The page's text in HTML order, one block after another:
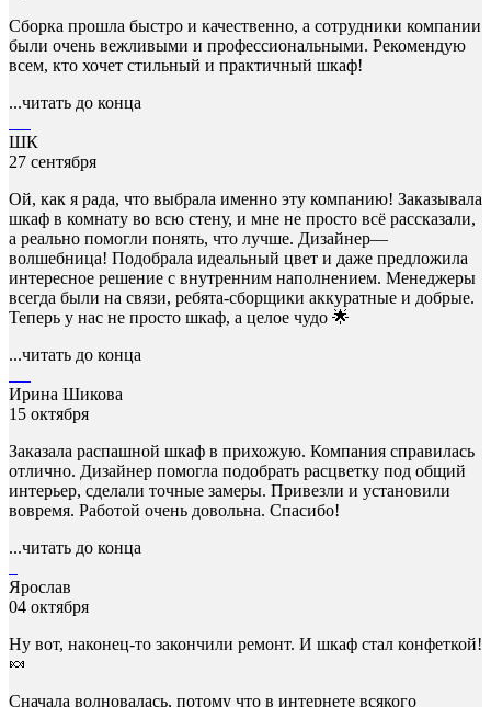
Сборка прошла быстро и качественно, а сотрудники компании
были очень вежливыми и профессиональными. Рекомендую
всем, кто хочет стильный и практичный шкаф!
...читать до конца
ШК
27 сентября
Ой, как я рада, что выбрала именно эту компанию! Заказывала
шкаф в комнату во всю стену, и мне не просто всё рассказали,
а реально помогли понять, что лучше. Дизайнер—
волшебница! Подобрала идеальный цвет и даже предложила
интересное решение с внутренним наполнением. Менеджеры
всегда были на связи, ребята-сборщики аккуратные и добрые.
Теперь у нас не просто шкаф, а целое чудо 🌟
...читать до конца
Ирина Шикова
15 октября
Заказала распашной шкаф в прихожую. Компания справилась
отлично. Дизайнер помогла подобрать расцветку под общий
интерьер, сделали точные замеры. Привезли и установили
вовремя. Работой очень довольна. Спасибо!
...читать до конца
Ярослав
04 октября
Ну вот, наконец-то закончили ремонт. И шкаф стал конфеткой!
🍬
Сначала волновалась, потому что в интернете всякого